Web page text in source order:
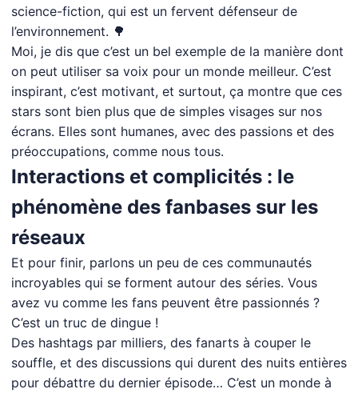
science-fiction, qui est un fervent défenseur de
l’environnement. 🌳
Moi, je dis que c’est un bel exemple de la manière dont
on peut utiliser sa voix pour un monde meilleur. C’est
inspirant, c’est motivant, et surtout, ça montre que ces
stars sont bien plus que de simples visages sur nos
écrans. Elles sont humanes, avec des passions et des
préoccupations, comme nous tous.
Interactions et complicités : le
phénomène des fanbases sur les
réseaux
Et pour finir, parlons un peu de ces communautés
incroyables qui se forment autour des séries. Vous
avez vu comme les fans peuvent être passionnés ?
C’est un truc de dingue !
Des hashtags par milliers, des fanarts à couper le
souffle, et des discussions qui durent des nuits entières
pour débattre du dernier épisode… C’est un monde à